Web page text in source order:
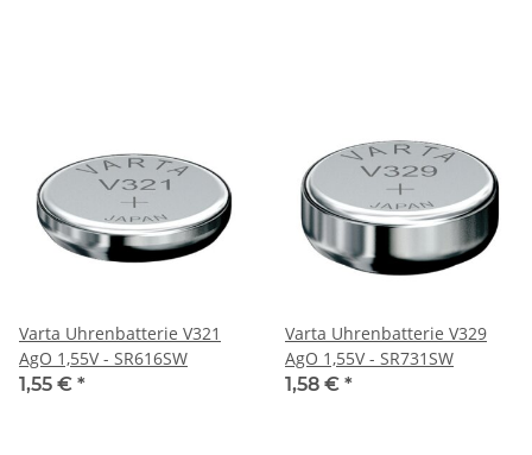
Varta Uhrenbatterie V321
AgO 1,55V - SR616SW
1,55 € *
Varta Uhrenbatterie V329
AgO 1,55V - SR731SW
1,58 € *